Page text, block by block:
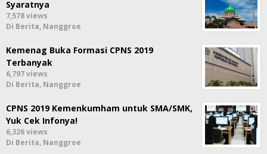
Syaratnya
7,578 views
Di Berita, Nanggroe
Kemenag Buka Formasi CPNS 2019
Terbanyak
6,797 views
Di Berita, Nanggroe
CPNS 2019 Kemenkumham untuk SMA/SMK,
Yuk Cek Infonya!
6,326 views
Di Berita, Nanggroe